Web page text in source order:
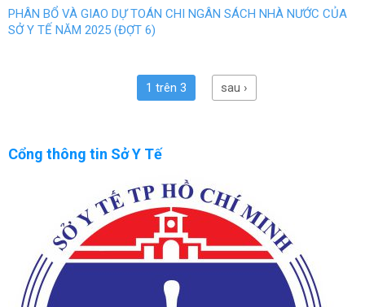
PHÂN BỔ VÀ GIAO DỰ TOÁN CHI NGÂN SÁCH NHÀ NƯỚC CỦA
SỞ Y TẾ NĂM 2025 (ĐỢT 6)
1 trên 3 sau ›
Cổng thông tin Sở Y Tế